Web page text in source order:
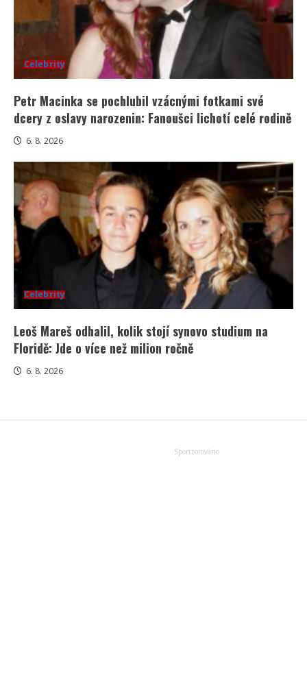
Celebrity
Petr Macinka se pochlubil vzácnými fotkami své
dcery z oslavy narozenin: Fanoušci lichotí celé rodině
6. 8. 2026
Celebrity
Leoš Mareš odhalil, kolik stojí synovo studium na
Floridě: Jde o více než milion ročně
6. 8. 2026